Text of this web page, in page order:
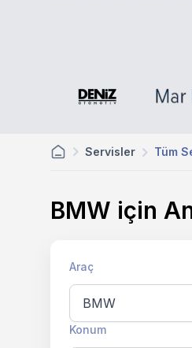
Servisler Tüm
BMW için
Araç
Konum